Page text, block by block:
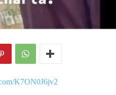
K7ON0J6jv2